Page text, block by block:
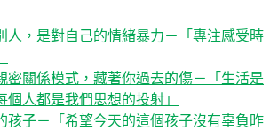
人，是對自己的情緒暴力－「專注感受時
密關係模式，藏著你過去的傷－「生活是
個人都是我們思想的投射」
孩子－「希望今天的這個孩子沒有辜負昨